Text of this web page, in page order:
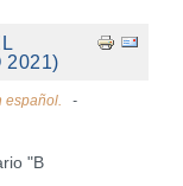
2021)
español.
"B